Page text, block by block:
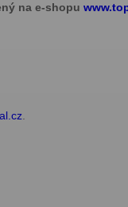
na e-shopu